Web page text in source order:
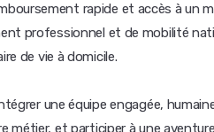
rapide et accès à un
professionnel et de mobilité
de vie à domicile.
une équipe engagée,
métier, et participer à une